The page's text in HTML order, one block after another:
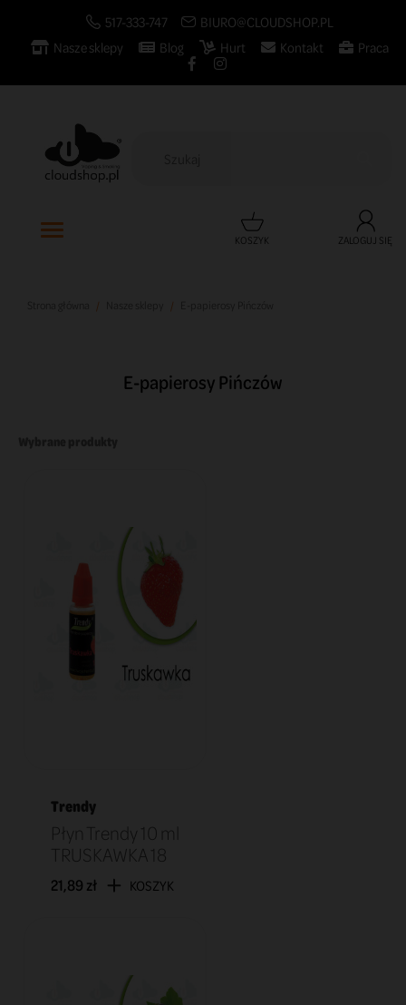
517-333-747
BIURO@CLOUDSHOP.PL
Nasze sklepy
Blog Hurt Kontakt Praca
KOSZYK ZALOGUJ SIĘ
E-papierosy Pińczów
Trendy
Płyn Trendy 10 ml
TRUSKAWKA 18
21,89 zł KOSZYK